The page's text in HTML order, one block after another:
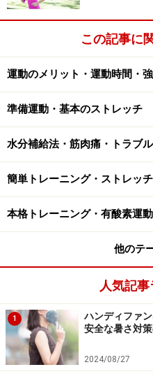
だ姿勢を調整してくれます
といった効果を感じる人
や寝る前の短い時間に、ス
く、毎日元気に過ごせそう
座るだけでエクサ
に「バランスボール
バランスボールに座ること
「バランスボール」は、
めに開発された運動グッ
者でも出来るものから、ア
くあるため、個々の運動レ
い。
この記事に
運動のメリット・運動時間・
準備運動・基本のストレッチ
水分補給法・筋肉痛・トラブ
簡単トレーニング・ストレッ
本格トレーニング・有酸素運動
他のテ
人気記
1
ハンディファ
安全な暑さ対
2024/08/27